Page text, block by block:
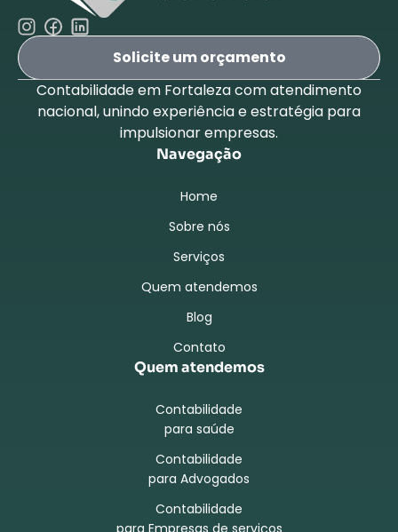
Solicite um orçamento
Contabilidade em Fortaleza com atendimento
nacional, unindo experiência e estratégia para
impulsionar empresas.
Navegação
Home
Sobre nós
Serviços
Quem atendemos
Blog
Contato
Quem atendemos
Contabilidade
para saúde
Contabilidade
para Advogados
Contabilidade